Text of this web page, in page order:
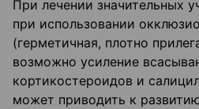
При лечении значительных
при использовании
(герметичная, плотно
возможно усиление
кортикостероидов и
может приводить к